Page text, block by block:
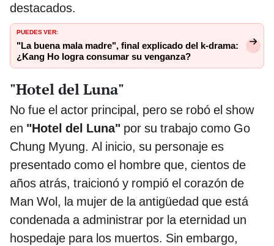
destacados.
PUEDES VER:
"La buena mala madre", final explicado del k-drama:
¿Kang Ho logra consumar su venganza?
"Hotel del Luna"
No fue el actor principal, pero se robó el show
en "Hotel del Luna" por su trabajo como Go
Chung Myung. Al inicio, su personaje es
presentado como el hombre que, cientos de
años atrás, traicionó y rompió el corazón de
Man Wol, la mujer de la antigüedad que está
condenada a administrar por la eternidad un
hospedaje para los muertos. Sin embargo,